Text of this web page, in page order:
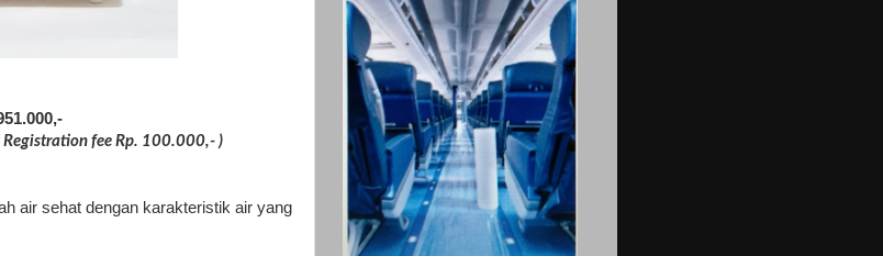
fee Rp. 100.000,- )
air sehat dengan karakteristik air yang